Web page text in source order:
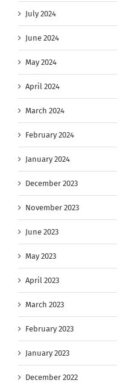
July 2024
June 2024
May 2024
April 2024
March 2024
February 2024
January 2024
December 2023
November 2023
June 2023
May 2023
April 2023
March 2023
February 2023
January 2023
December 2022